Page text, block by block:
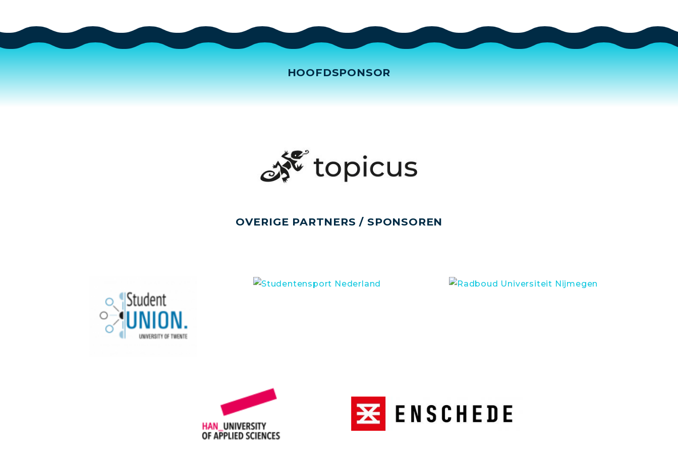
HOOFDSPONSOR
OVERIGE PARTNERS / SPONSOREN